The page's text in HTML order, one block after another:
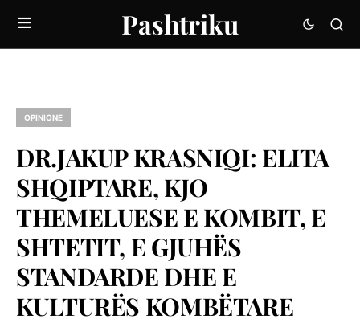
Pashtriku
OPINIONE
DR.JAKUP KRASNIQI: ELITA
SHQIPTARE, KJO
THEMELUESE E KOMBIT, E
SHTETIT, E GJUHËS
STANDARDE DHE E
KULTURËS KOMBËTARE